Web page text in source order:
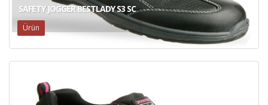
SAFETY JOGGER BESTLADY S3 SC
Ürün